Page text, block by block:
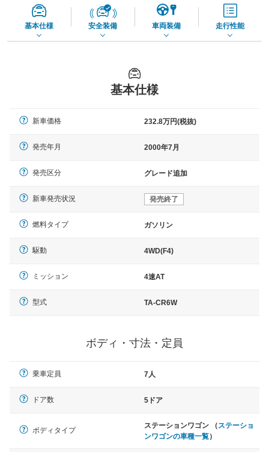
基本仕様 安全装備 車両装備 走行性能
基本仕様
新車価格 232.8万円(税抜)
発売年月 2000年7月
発売区分 グレード追加
新車発売状況 発売終了
燃料タイプ ガソリン
駆動 4WD(F4)
ミッション 4速AT
型式 TA-CR6W
ボディ・寸法・定員
乗車定員 7人
ドア数 5ドア
ボディタイプ
ステーションワゴン （ ステーショ
ンワゴンの車種一覧）